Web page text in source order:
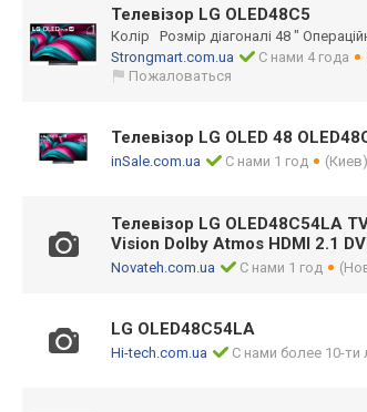
Телевізор LG OLED48C5
Колір Розмір діагоналі 48 "
Strongmart.com.ua
С нами 4 года
Пожаловаться
Телевізор LG OLED 48
inSale.com.ua С нами 1 год (Киев)
Телевізор LG OLED48C54LA
Vision Dolby Atmos HDMI 2.1
Novateh.com.ua С нами 1 год
LG OLED48C54LA
Hi-tech.com.ua С нами более 10-ти